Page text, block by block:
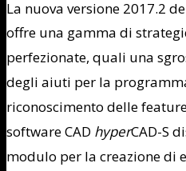
La nuova versione 2017.2
offre una gamma di
perfezionate, quali una
degli aiuti per la
riconoscimento delle
software CAD hyperCAD-S
modulo per la creazione di